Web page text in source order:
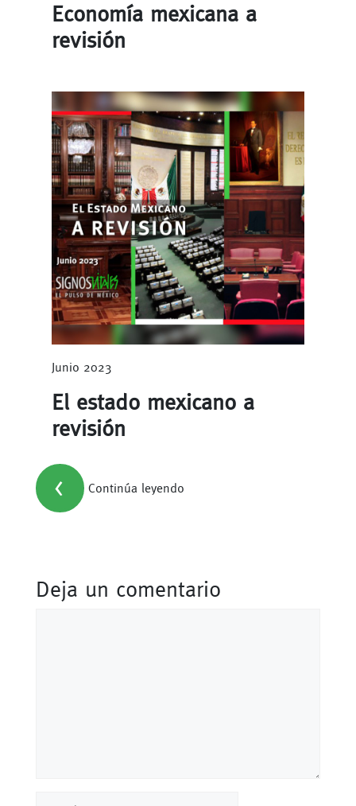
Economía mexicana a
revisión
Junio 2023
El estado mexicano a
revisión
< Continúa leyendo
Deja un comentario